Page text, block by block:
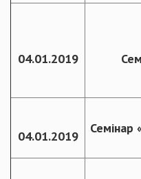
04.01.2019
04.01.2019
Семінар